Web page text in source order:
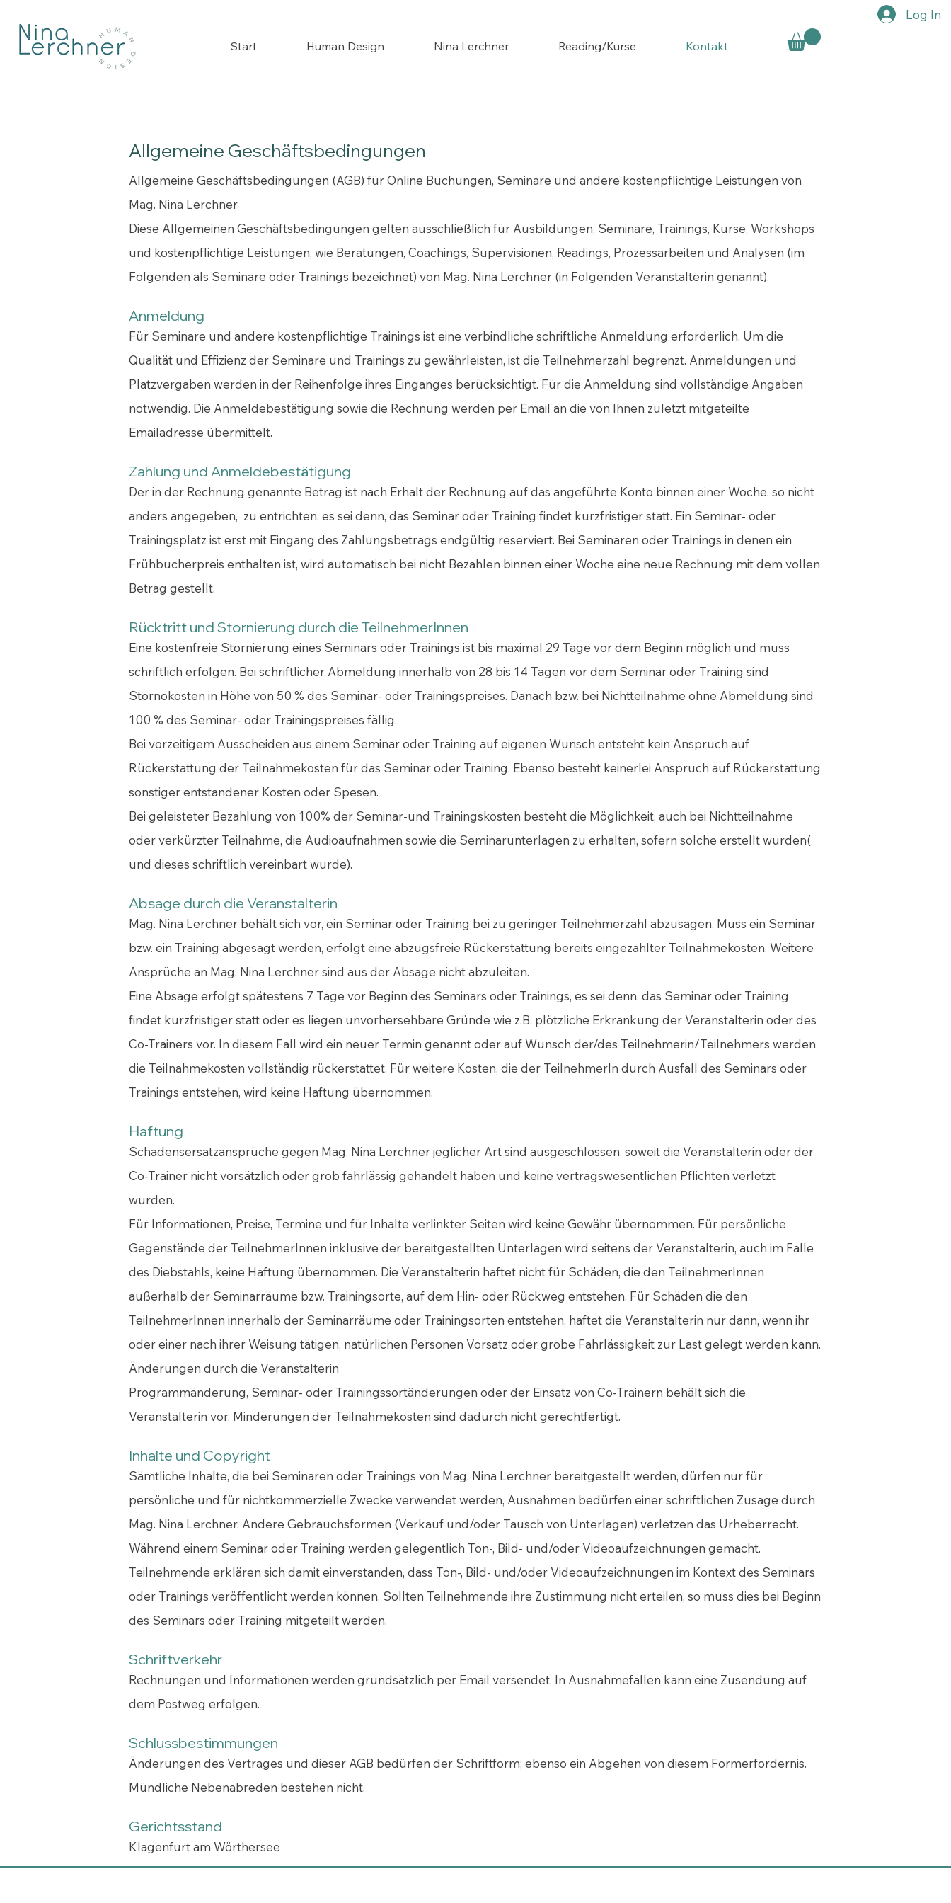
Log In
Start Human Design Nina Lerchner Reading/Kurse Kontakt
Allgemeine Geschäftsbedingungen
Allgemeine Geschäftsbedingungen (AGB) für Online Buchungen, Seminare und andere kostenpflichtige Leistungen von
Mag. Nina Lerchner
Diese Allgemeinen Geschäftsbedingungen gelten ausschließlich für Ausbildungen, Seminare, Trainings, Kurse, Workshops
und kostenpflichtige Leistungen, wie Beratungen, Coachings, Supervisionen, Readings, Prozessarbeiten und Analysen (im
Folgenden als Seminare oder Trainings bezeichnet) von Mag. Nina Lerchner (in Folgenden Veranstalterin genannt).
Anmeldung
Für Seminare und andere kostenpflichtige Trainings ist eine verbindliche schriftliche Anmeldung erforderlich. Um die
Qualität und Effizienz der Seminare und Trainings zu gewährleisten, ist die Teilnehmerzahl begrenzt. Anmeldungen und
Platzvergaben werden in der Reihenfolge ihres Einganges berücksichtigt. Für die Anmeldung sind vollständige Angaben
notwendig. Die Anmeldebestätigung sowie die Rechnung werden per Email an die von Ihnen zuletzt mitgeteilte
Emailadresse übermittelt.
Zahlung und Anmeldebestätigung
Der in der Rechnung genannte Betrag ist nach Erhalt der Rechnung auf das angeführte Konto binnen einer Woche, so nicht
anders angegeben, zu entrichten, es sei denn, das Seminar oder Training findet kurzfristiger statt. Ein Seminar- oder
Trainingsplatz ist erst mit Eingang des Zahlungsbetrags endgültig reserviert. Bei Seminaren oder Trainings in denen ein
Frühbucherpreis enthalten ist, wird automatisch bei nicht Bezahlen binnen einer Woche eine neue Rechnung mit dem vollen
Betrag gestellt.
Rücktritt und Stornierung durch die TeilnehmerInnen
Eine kostenfreie Stornierung eines Seminars oder Trainings ist bis maximal 29 Tage vor dem Beginn möglich und muss
schriftlich erfolgen. Bei schriftlicher Abmeldung innerhalb von 28 bis 14 Tagen vor dem Seminar oder Training sind
Stornokosten in Höhe von 50 % des Seminar- oder Trainingspreises. Danach bzw. bei Nichtteilnahme ohne Abmeldung sind
100 % des Seminar- oder Trainingspreises fällig.
Bei vorzeitigem Ausscheiden aus einem Seminar oder Training auf eigenen Wunsch entsteht kein Anspruch auf
Rückerstattung der Teilnahmekosten für das Seminar oder Training. Ebenso besteht keinerlei Anspruch auf Rückerstattung
sonstiger entstandener Kosten oder Spesen.
Bei geleisteter Bezahlung von 100% der Seminar-und Trainingskosten besteht die Möglichkeit, auch bei Nichtteilnahme
oder verkürzter Teilnahme, die Audioaufnahmen sowie die Seminarunterlagen zu erhalten, sofern solche erstellt wurden(
und dieses schriftlich vereinbart wurde).
Absage durch die Veranstalterin
Mag. Nina Lerchner behält sich vor, ein Seminar oder Training bei zu geringer Teilnehmerzahl abzusagen. Muss ein Seminar
bzw. ein Training abgesagt werden, erfolgt eine abzugsfreie Rückerstattung bereits eingezahlter Teilnahmekosten. Weitere
Ansprüche an Mag. Nina Lerchner sind aus der Absage nicht abzuleiten.
Eine Absage erfolgt spätestens 7 Tage vor Beginn des Seminars oder Trainings, es sei denn, das Seminar oder Training
findet kurzfristiger statt oder es liegen unvorhersehbare Gründe wie z.B. plötzliche Erkrankung der Veranstalterin oder des
Co-Trainers vor. In diesem Fall wird ein neuer Termin genannt oder auf Wunsch der/des Teilnehmerin/Teilnehmers werden
die Teilnahmekosten vollständig rückerstattet. Für weitere Kosten, die der TeilnehmerIn durch Ausfall des Seminars oder
Trainings entstehen, wird keine Haftung übernommen.
Haftung
Schadensersatzansprüche gegen Mag. Nina Lerchner jeglicher Art sind ausgeschlossen, soweit die Veranstalterin oder der
Co-Trainer nicht vorsätzlich oder grob fahrlässig gehandelt haben und keine vertragswesentlichen Pflichten verletzt
wurden.
Für Informationen, Preise, Termine und für Inhalte verlinkter Seiten wird keine Gewähr übernommen. Für persönliche
Gegenstände der TeilnehmerInnen inklusive der bereitgestellten Unterlagen wird seitens der Veranstalterin, auch im Falle
des Diebstahls, keine Haftung übernommen. Die Veranstalterin haftet nicht für Schäden, die den TeilnehmerInnen
außerhalb der Seminarräume bzw. Trainingsorte, auf dem Hin- oder Rückweg entstehen. Für Schäden die den
TeilnehmerInnen innerhalb der Seminarräume oder Trainingsorten entstehen, haftet die Veranstalterin nur dann, wenn ihr
oder einer nach ihrer Weisung tätigen, natürlichen Personen Vorsatz oder grobe Fahrlässigkeit zur Last gelegt werden kann.
Änderungen durch die Veranstalterin
Programmänderung, Seminar- oder Trainingssortänderungen oder der Einsatz von Co-Trainern behält sich die
Veranstalterin vor. Minderungen der Teilnahmekosten sind dadurch nicht gerechtfertigt.
Inhalte und Copyright
Sämtliche Inhalte, die bei Seminaren oder Trainings von Mag. Nina Lerchner bereitgestellt werden, dürfen nur für
persönliche und für nichtkommerzielle Zwecke verwendet werden, Ausnahmen bedürfen einer schriftlichen Zusage durch
Mag. Nina Lerchner. Andere Gebrauchsformen (Verkauf und/oder Tausch von Unterlagen) verletzen das Urheberrecht.
Während einem Seminar oder Training werden gelegentlich Ton-, Bild- und/oder Videoaufzeichnungen gemacht.
Teilnehmende erklären sich damit einverstanden, dass Ton-, Bild- und/oder Videoaufzeichnungen im Kontext des Seminars
oder Trainings veröffentlicht werden können. Sollten Teilnehmende ihre Zustimmung nicht erteilen, so muss dies bei Beginn
des Seminars oder Training mitgeteilt werden.
Schriftverkehr
Rechnungen und Informationen werden grundsätzlich per Email versendet. In Ausnahmefällen kann eine Zusendung auf
dem Postweg erfolgen.
Schlussbestimmungen
Änderungen des Vertrages und dieser AGB bedürfen der Schriftform; ebenso ein Abgehen von diesem Formerfordernis.
Mündliche Nebenabreden bestehen nicht.
Gerichtsstand
Klagenfurt am Wörthersee